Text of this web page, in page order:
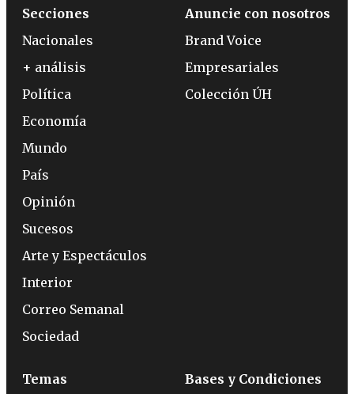
Secciones
Nacionales
+ análisis
Política
Economía
Mundo
País
Opinión
Sucesos
Arte y Espectáculos
Interior
Correo Semanal
Sociedad
Anuncie con nosotros
Brand Voice
Empresariales
Colección ÚH
Temas Bases y Condiciones